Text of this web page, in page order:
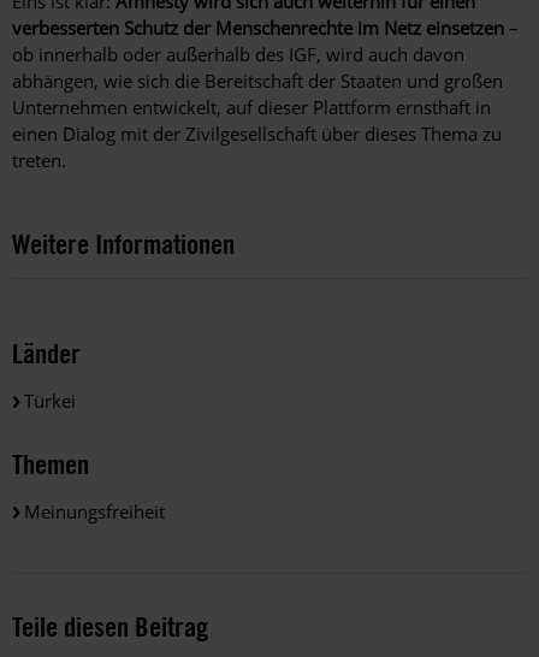
verbesserten Schutz der Menschenrechte im Netz einsetzen –
ob innerhalb oder außerhalb des IGF, wird auch davon
abhängen, wie sich die Bereitschaft der Staaten und großen
Unternehmen entwickelt, auf dieser Plattform ernsthaft in
einen Dialog mit der Zivilgesellschaft über dieses Thema zu
treten.
Weitere Informationen
Länder
Türkei
Themen
Meinungsfreiheit
Teile diesen Beitrag